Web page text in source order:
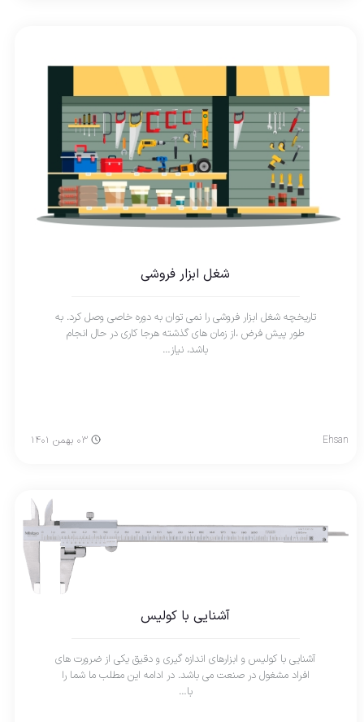
شغل ابزار فروشی
تاریخچه شغل ابزار فروشی را نمی توان به دوره خاصی وصل کرد. به
طور پیش فرض ،از زمان های گذشته هرجا کاری در حال انجام
باشد، نیاز…
Ehsan ۰۳ بهمن ۱۴۰۱
آشنایی با کولیس
آشنایی با کولیس و ابزارهای اندازه گیری و دقیق یکی از ضرورت های
افراد مشغول در صنعت می باشد. در ادامه این مطلب ما شما را
با…